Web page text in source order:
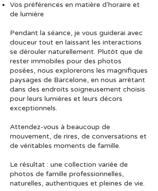
Vos préférences en matière d'horaire et
de lumière
Pendant la séance, je vous guiderai avec
douceur tout en laissant les interactions
se dérouler naturellement. Plutôt que de
rester immobiles pour des photos
posées, nous explorerons les magnifiques
paysages de Barcelone, en nous arrêtant
dans des endroits soigneusement choisis
pour leurs lumières et leurs décors
exceptionnels.
Attendez-vous à beaucoup de
mouvement, de rires, de conversations et
de véritables moments de famille.
Le résultat : une collection variée de
photos de famille professionnelles,
naturelles, authentiques et pleines de vie.